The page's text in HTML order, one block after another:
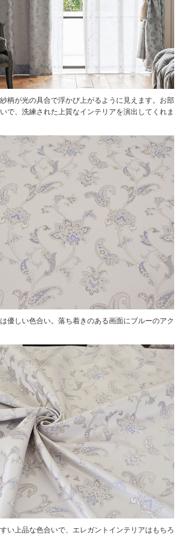
柄が光の具合で浮かび上がるように見えます。お部
で、洗練された上質なインテリアを演出してくれま
優しい色合い。落ち着きのある画面にブルーのアク
い上品な色合いで、エレガントインテリアはもちろ